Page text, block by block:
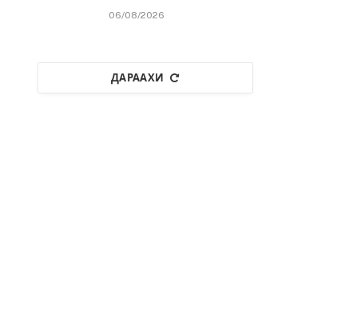
06/08/2026
ДАРААХИ